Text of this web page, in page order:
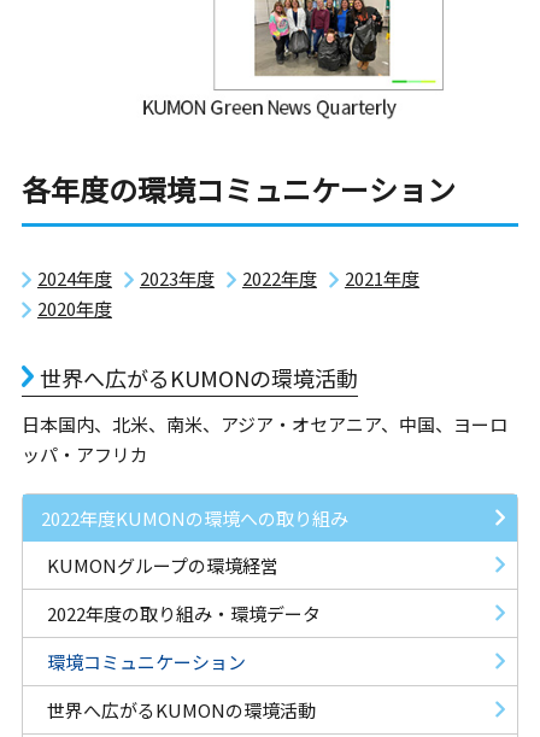
各年度の環境コミュニケーション
2024年度 2023年度 2022年度
2021年度
2020年度
世界へ広がるKUMONの環境活動
日本国内、北米、南米、アジア・オセアニア、中国、ヨーロ
ッパ・アフリカ
2022年度KUMONの環境への取り組み
KUMONグループの環境経営
2022年度の取り組み・ 環境データ
環境コミュニケーション
世界へ広がるKUMONの環境活動